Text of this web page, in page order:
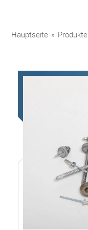
Hauptseite » Produkte